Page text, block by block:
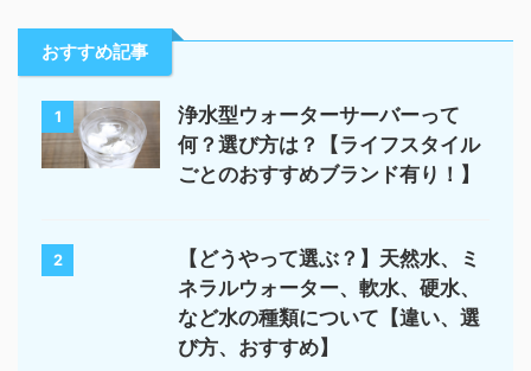
おすすめ記事
1
浄水型ウォーターサーバーって
何？選び方は？【ライフスタイル
ごとのおすすめブランド有り！】
2
【どうやって選ぶ？】天然水、ミ
ネラルウォーター、軟水、硬水、
など水の種類について【違い、選
び方、おすすめ】